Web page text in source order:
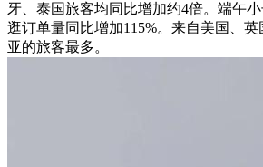
牙、泰国旅客均同比增加约4倍。端午
逛订单量同比增加115%。来自美国、
亚的旅客最多。